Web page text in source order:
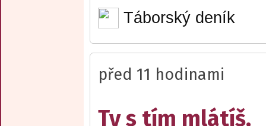
Táborský deník
před 11 hodinami
Ty s tím mlátíš,